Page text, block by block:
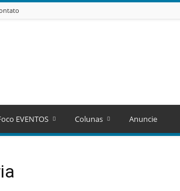
EVENTOS Colunas Anuncie